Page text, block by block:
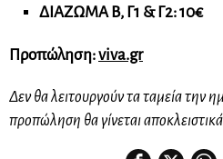
ΔΙΑΖΩΜΑ Β, Γ1 & Γ2: 10€
Προπώληση:viva.gr
Δεν θα λειτουργούν τα ταμεία την
προπώληση θα γίνεται